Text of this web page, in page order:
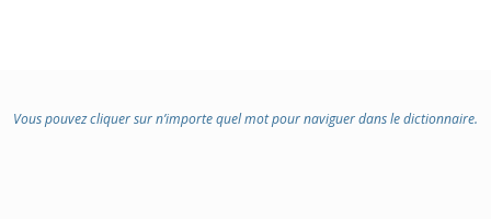
Vous pouvez cliquer sur n’importe quel mot pour naviguer dans le dictionnaire.